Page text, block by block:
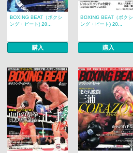
BOXING BEAT（ボクシ
ング・ビート) 20...
購入
BOXING BEAT（ボクシ
ング・ビート) 20...
購入